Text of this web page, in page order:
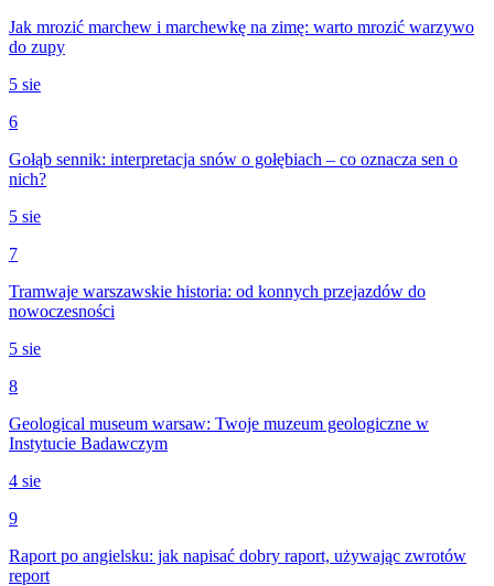
Jak mrozić marchew i marchewkę na zimę: warto mrozić warzywo
do zupy
5 sie
6
Gołąb sennik: interpretacja snów o gołębiach – co oznacza sen o
nich?
5 sie
7
Tramwaje warszawskie historia: od konnych przejazdów do
nowoczesności
5 sie
8
Geological museum warsaw: Twoje muzeum geologiczne w
Instytucie Badawczym
4 sie
9
Raport po angielsku: jak napisać dobry raport, używając zwrotów
report